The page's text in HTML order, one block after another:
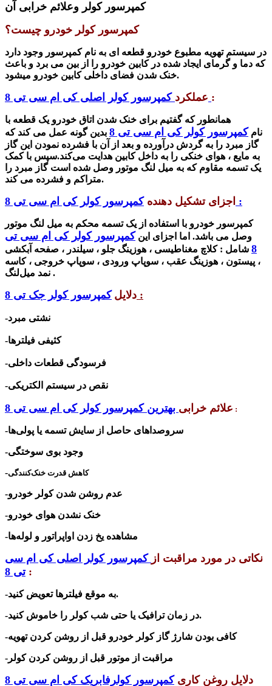
کمپرسور کولر وعلائم خرابی آن
کمپرسور کولر خودرو چیست؟
در سیستم تهویه مطبوع خودرو قطعه ای به نام کمپرسور وجود دارد
که دما و گرمای ایجاد شده در کابین خودرو را از بین می برد و باعث
خنک شدن فضای داخلی کابین خودرو میشود.
عملکرد :
همانطور که گفتیم برای خنک شدن اتاق خودرو یک قطعه با
نام کمپرسور کولر کی ام سی تی 8
بدین گونه عمل می کند که
گاز مبرد را به گردش درآورده و بعد از آن با فشرده نمودن این گاز
به مایع ، هوای خنکی را به داخل کابین هدایت می‌کند.سپس با کمک
یک تسمه مقاوم که به میل لنگ موتور وصل شده است گاز مبرد را
متراکم و فشرده می کند.
اجزای تشکیل دهنده کمپرسور کولر کی ام سی تی 8 :
کمپرسور خودرو با استفاده از یک تسمه محکم به میل لنگ موتور
وصل می باشد. اما اجزای این کمپرسور کولر کی ام سی تی
8 شامل :کلاچ مغناطیسی ، هوزینگ جلو ، سیلندر ، صفحه آبکشی
، پیستون ، هوزینگ عقب ، سوپاپ ورودی ، سوپاپ خروجی ،کاسه
نمد میل‌لنگ .
دلایل کمپرسور کولر جک تی 8 :
-نشتی مبرد
-کثیفی فیلترها
-فرسودگی قطعات داخلی
-نقص در سیستم الکتریکی
علائم خرابی بهترین کمپرسور کولر کی ام سی تی 8 :
-سروصداهای حاصل از سایش تسمه یا پولی‌ها
-وجود بوی سوختگی
-کاهش قدرت خنک‌کنندگی
-عدم روشن شدن کولر خودرو
-خنک نشدن هوای خودرو
-مشاهده یخ زدن اواپراتور و لوله‌ها
نکاتی در مورد مراقبت از کمپرسور کولر اصلی کی ام سی
تی 8:
-به موقع فیلترها تعویض کنید.
-در زمان ترافیک یا حتی شب کولر را خاموش کنید.
-کافی بودن شارژ گاز کولر خودرو قبل از روشن کردن تهویه
-مراقبت از موتور قبل از روشن کردن کولر
دلایل روغن کاریکمپرسور کولرفابریک کی ام سی تی 8